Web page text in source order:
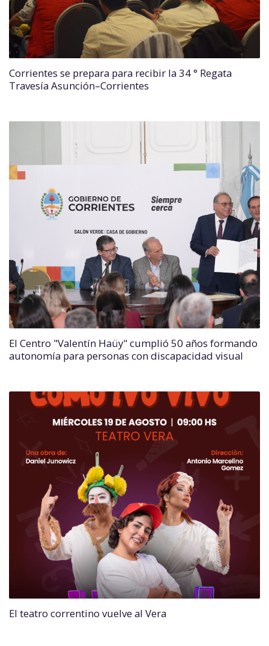
Corrientes se prepara para recibir la 34 ° Regata
Travesía Asunción–Corrientes
El Centro "Valentín Haüy" cumplió 50 años formando
autonomía para personas con discapacidad visual
El teatro correntino vuelve al Vera